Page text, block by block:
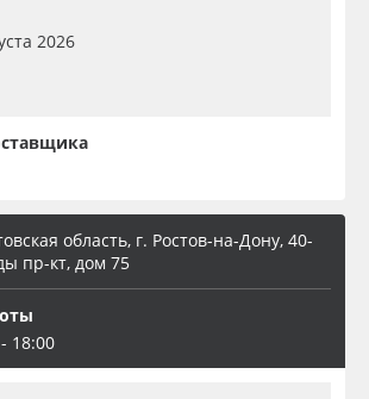
2026
область, г. Ростов-на-Дону, 40-
пр-кт, дом 75
18:00